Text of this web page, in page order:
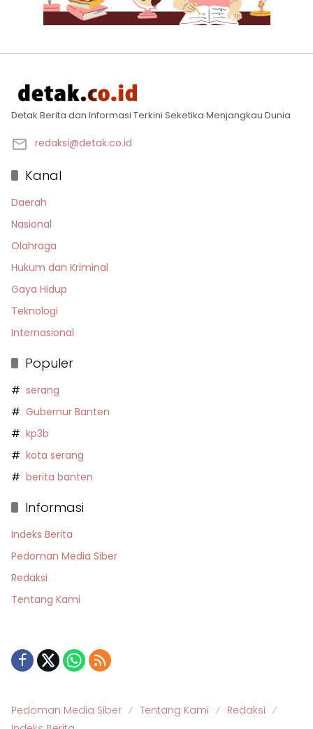
Detak Berita dan Informasi Terkini Seketika Menjangkau Dunia
redaksi@detak.co.id
Kanal
Daerah
Nasional
Olahraga
Hukum dan Kriminal
Gaya Hidup
Teknologi
Internasional
Populer
serang
Gubernur Banten
kp3b
kota serang
berita banten
Informasi
Indeks Berita
Pedoman Media Siber
Redaksi
Tentang Kami
Pedoman Media Siber Tentang Kami
Redaksi